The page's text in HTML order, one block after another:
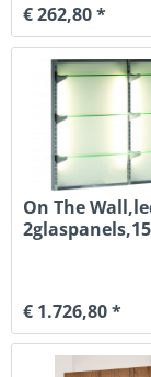
€ 262,80 *
On The
€ 1.726,80 *